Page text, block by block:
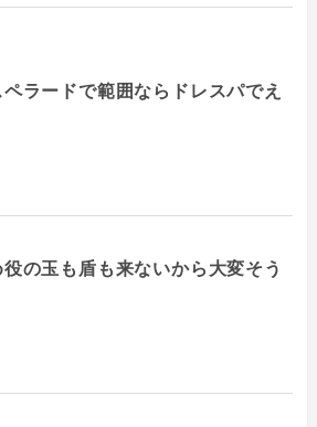
ラードで範囲ならドレスパでえ
の玉も盾も来ないから大変そう